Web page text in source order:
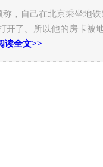
，自己在北京乘坐地
了。所以他的房卡被
读全文>>